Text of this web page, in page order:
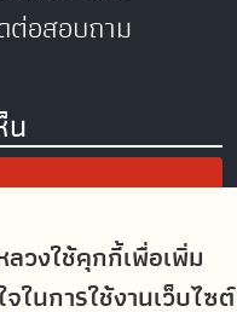
วงใช้คุกกี้เพื่อเพิ่ม
นการใช้งานเว็บไซต์
ต่อสอบถาม
น
ล.